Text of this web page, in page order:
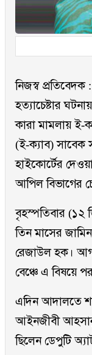
নিজস্ব প্রতিবেদক
হত্যাচেষ্টার
কারা মামলায় ই-
(ই-ক্যাব) সাবেক
হাইকোর্টের
আপিল বিভাগের
বৃহস্পতিবার (১২
তিন মাসের জামিন
রেজাউল হক।
বেঞ্চে এ বিষয়ে
এদিন আদালতে
আইনজীবী
ছিলেন ডেপুটি